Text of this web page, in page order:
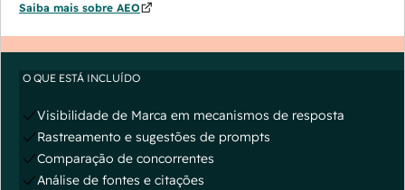
Saiba mais sobre AEO
O QUE ESTÁ INCLUÍDO
Visibilidade de Marca em mecanismos de resposta
Rastreamento e sugestões de prompts
Comparação de concorrentes
Análise de fontes e citações